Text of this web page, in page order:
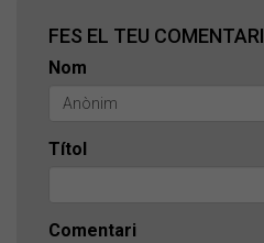
FES EL TEU COMENTARI
Nom
Títol
Comentari